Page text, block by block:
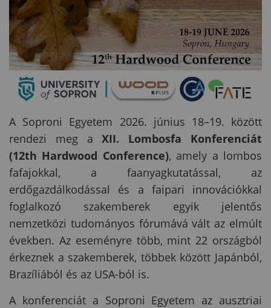
A Soproni Egyetem 2026. június 18–19. között
rendezi meg aXII. Lombosfa Konferenciát
(12th Hardwood Conference), amely a lombos
fafajokkal, a faanyagkutatással, az
erdőgazdálkodással és a faipari innovációkkal
foglalkozó szakemberek egyik jelentős
nemzetközi tudományos fórumává vált az elmúlt
években. Az eseményre több, mint 22 országból
érkeznek a szakemberek, többek között Japánból,
Brazíliából és az USA-ból is.
A konferenciát a Soproni Egyetem az ausztriai